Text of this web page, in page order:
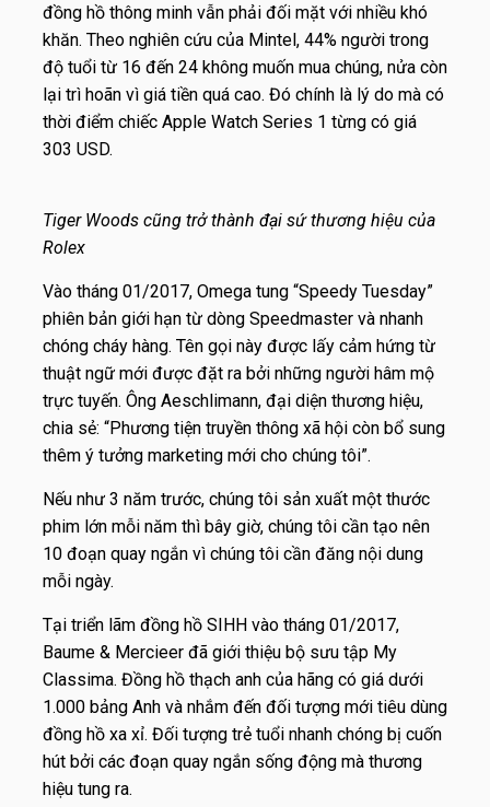
đồng hồ thông minh vẫn phải đối mặt với nhiều khó
khăn. Theo nghiên cứu của Mintel, 44% người trong
độ tuổi từ 16 đến 24 không muốn mua chúng, nửa còn
lại trì hoãn vì giá tiền quá cao. Đó chính là lý do mà có
thời điểm chiếc Apple Watch Series 1 từng có giá
303 USD.
Tiger Woods cũng trở thành đại sứ thương hiệu của
Rolex
Vào tháng 01/2017, Omega tung “Speedy Tuesday”
phiên bản giới hạn từ dòng Speedmaster và nhanh
chóng cháy hàng. Tên gọi này được lấy cảm hứng từ
thuật ngữ mới được đặt ra bởi những người hâm mộ
trực tuyến. Ông Aeschlimann, đại diện thương hiệu,
chia sẻ: “Phương tiện truyền thông xã hội còn bổ sung
thêm ý tưởng marketing mới cho chúng tôi”.
Nếu như 3 năm trước, chúng tôi sản xuất một thước
phim lớn mỗi năm thì bây giờ, chúng tôi cần tạo nên
10 đoạn quay ngắn vì chúng tôi cần đăng nội dung
mỗi ngày.
Tại triển lãm đồng hồ SIHH vào tháng 01/2017,
Baume & Mercieer đã giới thiệu bộ sưu tập My
Classima. Đồng hồ thạch anh của hãng có giá dưới
1.000 bảng Anh và nhắm đến đối tượng mới tiêu dùng
đồng hồ xa xỉ. Đối tượng trẻ tuổi nhanh chóng bị cuốn
hút bởi các đoạn quay ngắn sống động mà thương
hiệu tung ra.